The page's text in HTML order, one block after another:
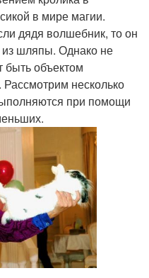
в мире магии.
дядя волшебник, то он
из шляпы. Однако не
быть объектом
несколько
при помощи